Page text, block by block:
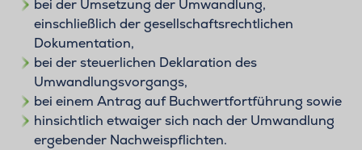
bei der Umsetzung der Umwandlung,
einschließlich der gesellschaftsrechtlichen
Dokumentation,
bei der steuerlichen Deklaration des
Umwandlungsvorgangs,
bei einem Antrag auf Buchwertfortführung sowie
hinsichtlich etwaiger sich nach der Umwandlung
ergebender Nachweispflichten.